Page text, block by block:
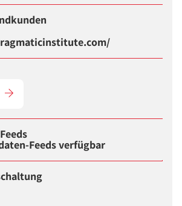
Feeds verfügbar